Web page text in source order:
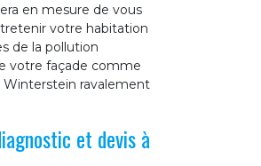
en mesure de vous
votre habitation
de la pollution
votre façade comme
ravalement
et devis à